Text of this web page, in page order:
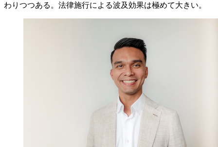
わりつつある。法律施行による波及効果は極めて大きい。